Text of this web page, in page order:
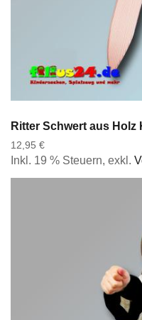
Ritter Schwert aus
12,95 €
Inkl. 19 % Steuern, exkl.